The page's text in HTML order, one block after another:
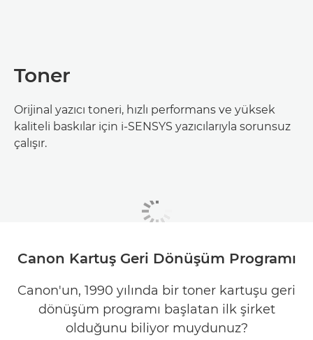
Toner
Orijinal yazıcı toneri, hızlı performans ve yüksek
kaliteli baskılar için i-SENSYS yazıcılarıyla sorunsuz
çalışır.
Canon Kartuş Geri Dönüşüm Programı
Canon'un, 1990 yılında bir toner kartuşu geri
dönüşüm programı başlatan ilk şirket
olduğunu biliyor muydunuz?